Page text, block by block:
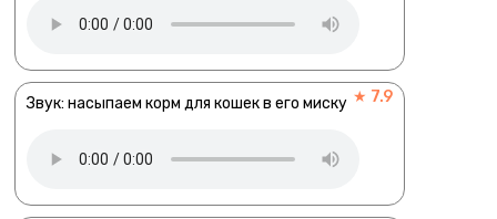
Звук: насыпаем корм для кошек в его миску ★ 7.9